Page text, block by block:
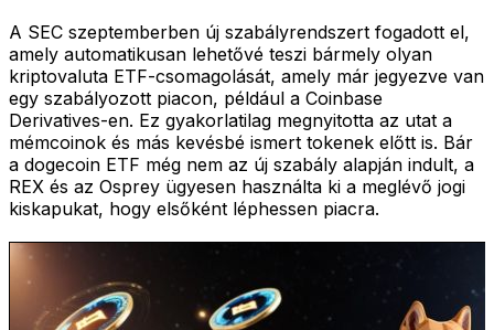
A SEC szeptemberben új szabályrendszert fogadott el,
amely automatikusan lehetővé teszi bármely olyan
kriptovaluta ETF-csomagolását, amely már jegyezve van
egy szabályozott piacon, például a Coinbase
Derivatives-en. Ez gyakorlatilag megnyitotta az utat a
mémcoinok és más kevésbé ismert tokenek előtt is. Bár
a dogecoin ETF még nem az új szabály alapján indult, a
REX és az Osprey ügyesen használta ki a meglévő jogi
kiskapukat, hogy elsőként léphessen piacra.